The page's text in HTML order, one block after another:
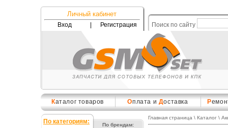
Личный кабинет
Вход Регистрация Поиск по сайту
Каталог товаров Оплата и Доставка Р
По категориям: По брендам:
Главная страница \ Каталог\